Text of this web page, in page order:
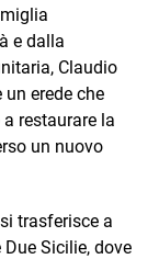
e dalla
Claudio
erede che
restaurare la
un nuovo
trasferisce a
Due Sicilie, dove